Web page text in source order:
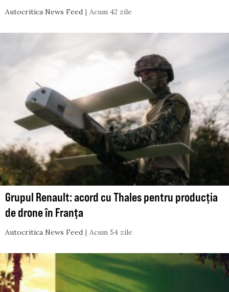
Autocritica News Feed Acum 42 zile
Grupul Renault: acord cu Thales pentru producția
de drone în Franța
Autocritica News Feed Acum 54 zile